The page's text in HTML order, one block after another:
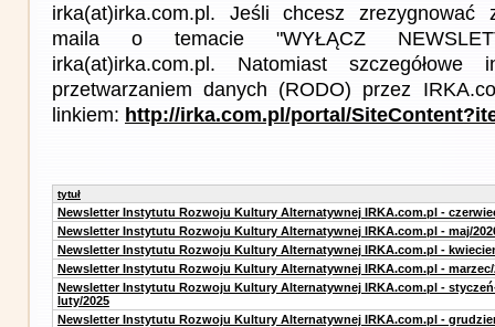
irka(at)irka.com.pl. Jeśli chcesz zrezygnować
maila o temacie "WYŁĄCZ
irka(at)irka.com.pl. Natomiast szczegółowe
przetwarzaniem danych (RODO) przez
linkiem: http://irka.com.pl/portal/
tytuł
Newsletter Instytutu Rozwoju Kultury Alternatywnej IRKA.com.pl -
Newsletter Instytutu Rozwoju Kultury Alternatywnej IRKA.com.pl - maj/
Newsletter Instytutu Rozwoju Kultury Alternatywnej IRKA.com.pl -
Newsletter Instytutu Rozwoju Kultury Alternatywnej IRKA.com.pl - marzec/
Newsletter Instytutu Rozwoju Kultury Alternatywnej IRKA.com.pl -
luty/2025
Newsletter Instytutu Rozwoju Kultury Alternatywnej IRKA.com.pl -